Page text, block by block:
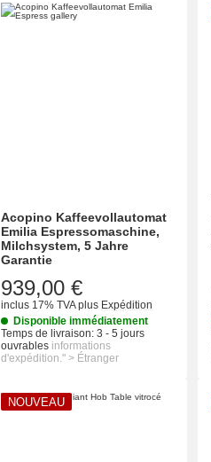
Acopino Kaffeevollautomat
Emilia Espressomaschine,
Milchsystem, 5 Jahre
Garantie
939,00 €
inclus 17% TVAplus Expédition
Disponible immédiatement
Temps de livraison: 3 - 5 jours
ouvrables informations
d'expédition." > Étranger
NOUVEAU